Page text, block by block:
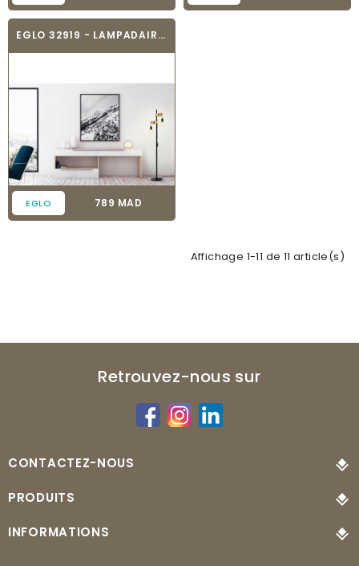
EGLO 32919 - LAMPADAIRE VINTAGE - TOWNSHEND
EGLO Prix
789 MAD
Affichage 1-11 de 11 article(s)
Retrouvez-nous sur
CONTACTEZ-NOUS
PRODUITS
INFORMATIONS